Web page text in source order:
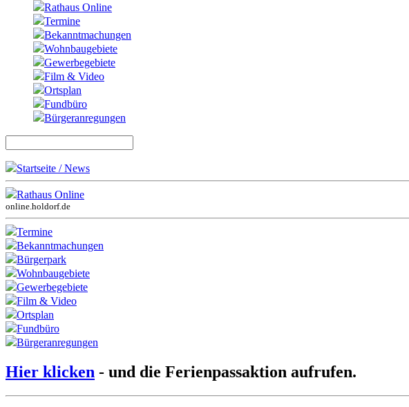
Rathaus Online
Termine
Bekanntmachungen
Wohnbaugebiete
Gewerbegebiete
Film & Video
Ortsplan
Fundbüro
Bürgeranregungen
Startseite / News
Rathaus Online
online.holdorf.de
Termine
Bekanntmachungen
Bürgerpark
Wohnbaugebiete
Gewerbegebiete
Film & Video
Ortsplan
Fundbüro
Bürgeranregungen
Hier klicken - und die Ferienpassaktion aufrufen.